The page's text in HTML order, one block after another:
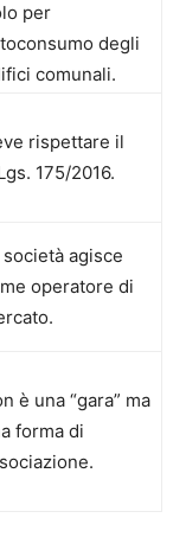
per
degli
comunali.
rispettare il
175/2016.
società agisce
operatore di
è una “gara” ma
forma di